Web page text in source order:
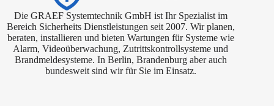
Die GRAEF Systemtechnik GmbH ist Ihr Spezialist im
Bereich Sicherheits Dienstleistungen seit 2007. Wir planen,
beraten, installieren und bieten Wartungen für Systeme wie
Alarm, Videoüberwachung, Zutrittskontrollsysteme und
Brandmeldesysteme. In Berlin, Brandenburg aber auch
bundesweit sind wir für Sie im Einsatz.